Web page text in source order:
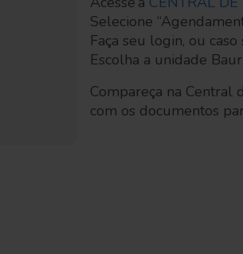
Selecione
Faça seu login, ou
Escolha a unidade
Compareça na Central
com os documentos